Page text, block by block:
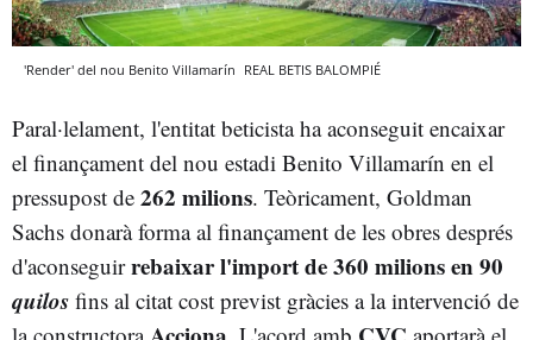
'Render' del nou Benito Villamarín REAL BETIS BALOMPIÉ
Paral·lelament, l'entitat beticista ha aconseguit encaixar
el finançament del nou estadi Benito Villamarín en el
pressupost de 262 milions. Teòricament, Goldman
Sachs donarà forma al finançament de les obres després
d'aconseguirrebaixar l'import de 360 milions en 90
quilos fins al citat cost previst gràcies a la intervenció de